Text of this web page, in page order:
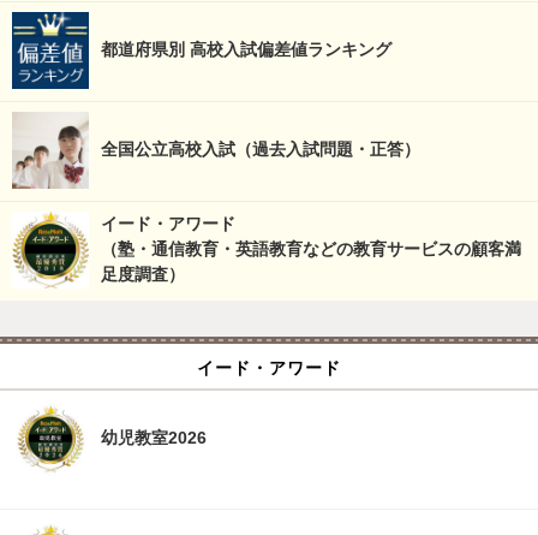
都道府県別 高校入試偏差値ランキング
全国公立高校入試（過去入試問題・正答）
イード・アワード
（塾・通信教育・英語教育などの教育サービスの顧客満
足度調査）
イード・アワード
幼児教室2026